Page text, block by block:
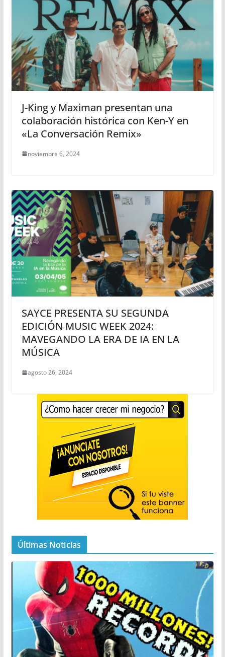
J-King y Maximan presentan una
colaboración histórica con Ken-Y en
«La Conversación Remix»
noviembre 6, 2024
SAYCE PRESENTA SU SEGUNDA
EDICIÓN MUSIC WEEK 2024:
MAVEGANDO LA ERA DE IA EN LA
MÚSICA
agosto 26, 2024
Últimas Noticias